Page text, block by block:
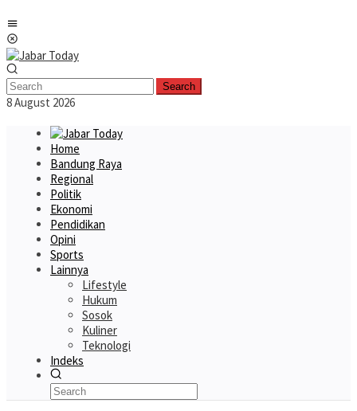
to
content
Search
8 August 2026
Home
Bandung Raya
Regional
Politik
Ekonomi
Pendidikan
Opini
Sports
Lainnya
Lifestyle
Hukum
Sosok
Kuliner
Teknologi
Indeks